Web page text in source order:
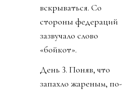
вскрываться. Со
стороны федераций
зазвучало слово
«бойкот».
День 3. Поняв, что
запахло жареным, по-